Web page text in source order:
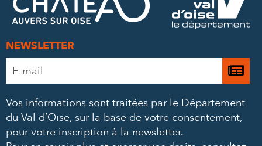
MAIL
NEWSLETTER
Adresse
e-
*
Je
à
Vos informations sont traitées par le Département
du Val d’Oise, sur la base de votre consentement,
pour votre inscription à la newsletter.